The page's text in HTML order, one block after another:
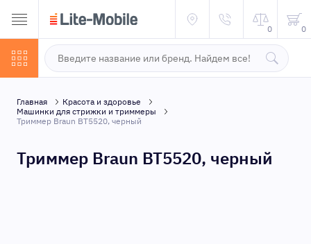
0 0
Главная
Красота и здоровье
Машинки для стрижки и триммеры
Триммер Braun BT5520, черный
Триммер Braun BT5520, черный